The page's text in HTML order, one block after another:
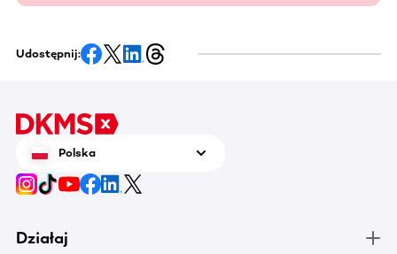
Udostępnij:
Polska
Działaj